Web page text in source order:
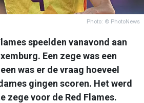
Photo: © PhotoNews
speelden vanavond aan
Een zege was een
was er de vraag hoeveel
gingen scoren. Het werd
zege voor de Red Flames.